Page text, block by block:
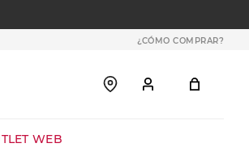
¿CÓMO COMPRAR?
WEB